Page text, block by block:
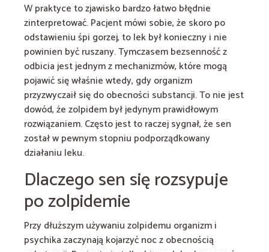
W praktyce to zjawisko bardzo łatwo błędnie
zinterpretować. Pacjent mówi sobie, że skoro po
odstawieniu śpi gorzej, to lek był konieczny i nie
powinien być ruszany. Tymczasem bezsenność z
odbicia jest jednym z mechanizmów, które mogą
pojawić się właśnie wtedy, gdy organizm
przyzwyczaił się do obecności substancji. To nie jest
dowód, że zolpidem był jedynym prawidłowym
rozwiązaniem. Często jest to raczej sygnał, że sen
został w pewnym stopniu podporządkowany
działaniu leku.
Dlaczego sen się rozsypuje
po zolpidemie
Przy dłuższym używaniu zolpidemu organizm i
psychika zaczynają kojarzyć noc z obecnością